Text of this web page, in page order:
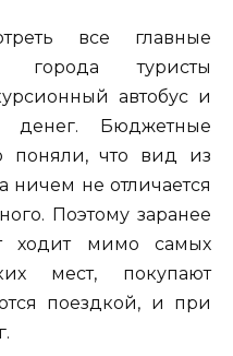
все главные
города туристы
автобус и
денег. Бюджетные
поняли, что вид из
ничем не отличается
Поэтому заранее
ходит мимо самых
мест, покупают
поездкой, и при